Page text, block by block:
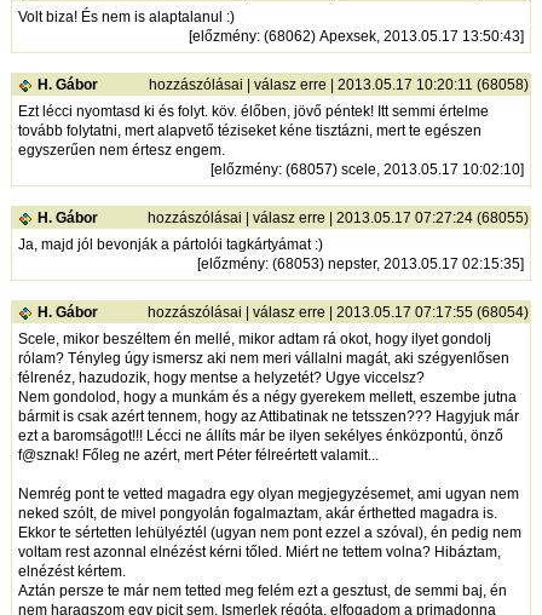
Volt biza! És nem is alaptalanul :)
[előzmény: (68062) Apexsek, 2013.05.17 13:50:43]
H. Gábor hozzászólásai |válasz erre | 2013.05.17 10:20:11 (68058)
Ezt lécci nyomtasd ki és folyt. köv. élőben, jövő péntek! Itt semmi értelme
tovább folytatni, mert alapvető téziseket kéne tisztázni, mert te egészen
egyszerűen nem értesz engem.
[előzmény: (68057) scele, 2013.05.17 10:02:10]
H. Gábor hozzászólásai |válasz erre | 2013.05.17 07:27:24 (68055)
Ja, majd jól bevonják a pártolói tagkártyámat :)
[előzmény: (68053) nepster, 2013.05.17 02:15:35]
H. Gábor hozzászólásai |válasz erre | 2013.05.17 07:17:55 (68054)
Scele, mikor beszéltem én mellé, mikor adtam rá okot, hogy ilyet gondolj
rólam? Tényleg úgy ismersz aki nem meri vállalni magát, aki szégyenlősen
félrenéz, hazudozik, hogy mentse a helyzetét? Ugye viccelsz?
Nem gondolod, hogy a munkám és a négy gyerekem mellett, eszembe jutna
bármit is csak azért tennem, hogy az Attibatinak ne tetsszen??? Hagyjuk már
ezt a baromságot!!! Lécci ne állíts már be ilyen sekélyes énközpontú, önző
f@sznak! Főleg ne azért, mert Péter félreértett valamit...
Nemrég pont te vetted magadra egy olyan megjegyzésemet, ami ugyan nem
neked szólt, de mivel pongyolán fogalmaztam, akár érthetted magadra is.
Ekkor te sértetten lehülyéztél (ugyan nem pont ezzel a szóval), én pedig nem
voltam rest azonnal elnézést kérni tőled. Miért ne tettem volna? Hibáztam,
elnézést kértem.
Aztán persze te már nem tetted meg felém ezt a gesztust, de semmi baj, én
nem haragszom egy picit sem. Ismerlek régóta, elfogadom a primadonna